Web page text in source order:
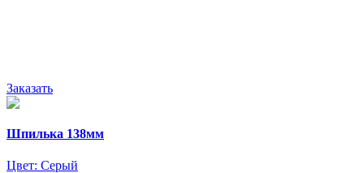
Заказать
Шпилька 138мм
Цвет: Серый